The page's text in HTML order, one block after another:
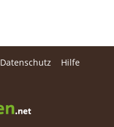
Datenschutz
Hilfe